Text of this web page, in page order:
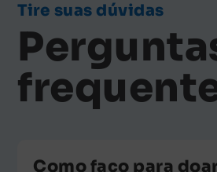
Tire suas dúvidas
Como faço para